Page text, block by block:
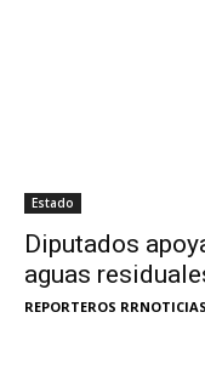
Estado
Diputados
aguas
REPORTEROS RRNOTICIAS